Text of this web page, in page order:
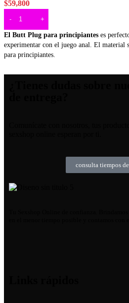
$59,800
AÑADIR AL CARRITO
El Butt Plug para principiantes es
experimentar con el juego anal. El material
para principiantes.
consulta tiempos